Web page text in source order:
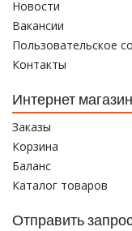
Новости
Вакансии
Пользовательское
Контакты
Интернет магазин
Заказы
Корзина
Баланс
Каталог товаров
Отправить